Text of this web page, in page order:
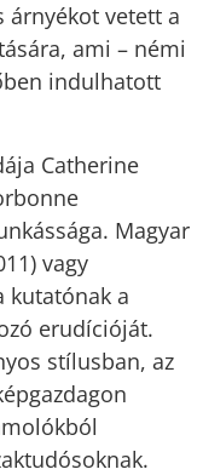
vetett a
ami – némi
indulhatott
Catherine
Magyar
vagy
kutatónak a
erudícióját.
stílusban, az